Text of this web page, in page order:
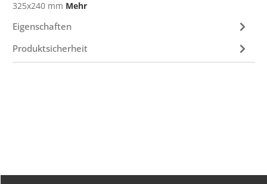
325x240 mm Mehr
Eigenschaften
Produktsicherheit